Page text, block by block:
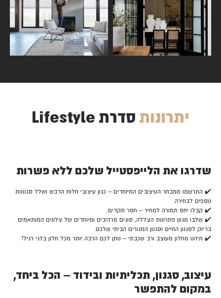
יתרונות סדרת Lifestyle
שדרגו את הלייפסטייל שלכם ללא פשרות
✔️ התרשמו ממבחר העיצובים המיוחדים – כגון עיצובי חלות הדבש ושלל סגנונות
נוספים לבחירה.
✔️ קבלו יחס תמורה למחיר – חסר תקדים.
✔️ שלבו מגוון פתרונות הצללה, סוגים מרהיבים ומיוחדים של צלונים המותאמים
בדיוק לסגנון החיים וסגנון המגורים הביתי שלכם.
✔️ תיהנו מחלון מעוצב ורב שכבתי – נותן לכם הרבה יותר מכל חלון בלגי רגיל!
עיצוב, סגנון, תכליתיות ובידוד – הכל ביחד,
במקום להתפשר